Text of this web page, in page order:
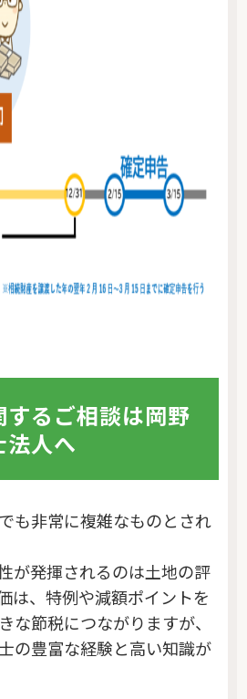
るご相談は岡野
人へ
も非常に複雑なものとされ
が発揮されるのは土地の評
は、特例や減額ポイントを
な節税につながりますが、
の豊富な経験と高い知識が